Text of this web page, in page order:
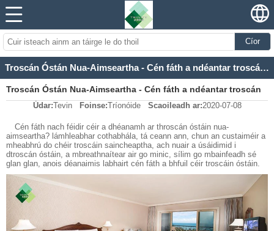
Cíor
Troscán Óstán Nua-Aimseartha - Cén fáth a ndéantar troscán óstáin a chéir go rialta
Troscán Óstán Nua-Aimseartha - Cén fáth a ndéantar troscán
óstáin a chéir go rialta
Údar:Tevin Foinse:Tríonóide Scaoileadh ar:2020-07-08
Cén fáth nach féidir céir a dhéanamh ar throscán óstáin nua-
aimseartha? lámhleabhar cothabhála, tá ceann ann, chun an custaiméir a
mheabhrú do chéir troscáin saincheaptha, ach nuair a úsáidimid i
dtroscán óstáin, a mbreathnaítear air go minic, sílim go mbainfeadh sé
glan glan, anois déanaimis labhairt cén fáth a bhfuil céir troscáin óstáin.